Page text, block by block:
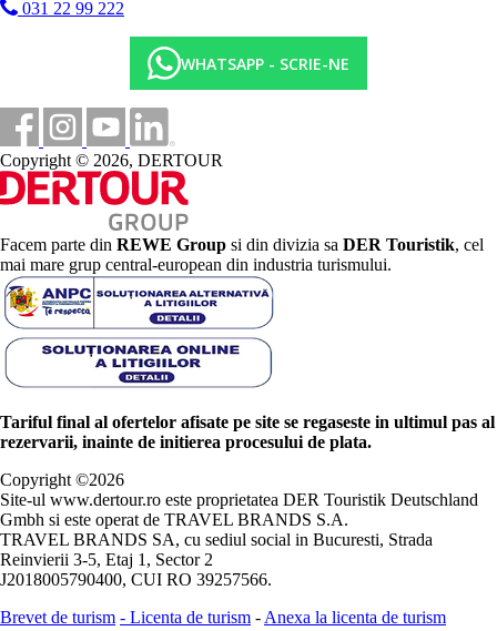
031 22 99 222
WHATSAPP - SCRIE-NE
Copyright © 2026, DERTOUR
Facem parte din REWE Group si din divizia sa DER Touristik, cel
mai mare grup central-european din industria turismului.
Tariful final al ofertelor afisate pe site se regaseste in ultimul pas al
rezervarii, inainte de initierea procesului de plata.
Copyright ©2026
Site-ul www.dertour.ro este proprietatea DER Touristik Deutschland
Gmbh si este operat de TRAVEL BRANDS S.A.
TRAVEL BRANDS SA, cu sediul social in Bucuresti, Strada
Reinvierii 3-5, Etaj 1, Sector 2
J2018005790400, CUI RO 39257566.
Brevet de turism - Licenta de turism - Anexa la licenta de turism